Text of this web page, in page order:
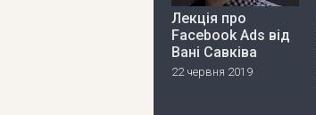
Лекція про
Facebook Ads від
Вані Савківа
22 червня 2019